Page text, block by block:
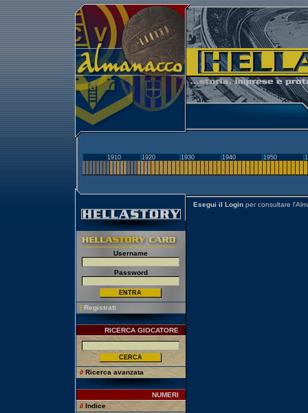
1910 1920 1930 1940 1950
Username
Password
[ Registrati
RICERCA GIOCATORE
∂ Ricerca avanzata
NUMERI
∂ Indice
Esegui il Login per consultare